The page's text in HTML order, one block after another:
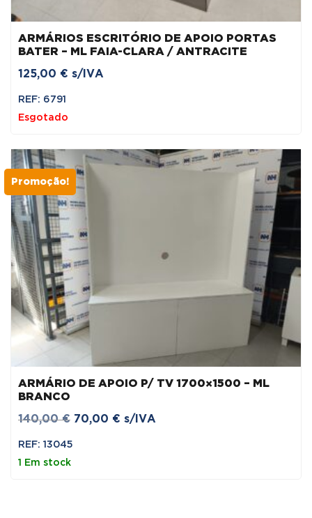
ARMÁRIOS ESCRITÓRIO DE APOIO PORTAS
BATER – ML FAIA-CLARA / ANTRACITE
125,00 € s/IVA
REF: 6791
Esgotado
Promoção!
ARMÁRIO DE APOIO P/ TV 1700×1500 – ML
BRANCO
140,00€ O
70,00 € O
s/IVA
REF: 13045
1 Em stock